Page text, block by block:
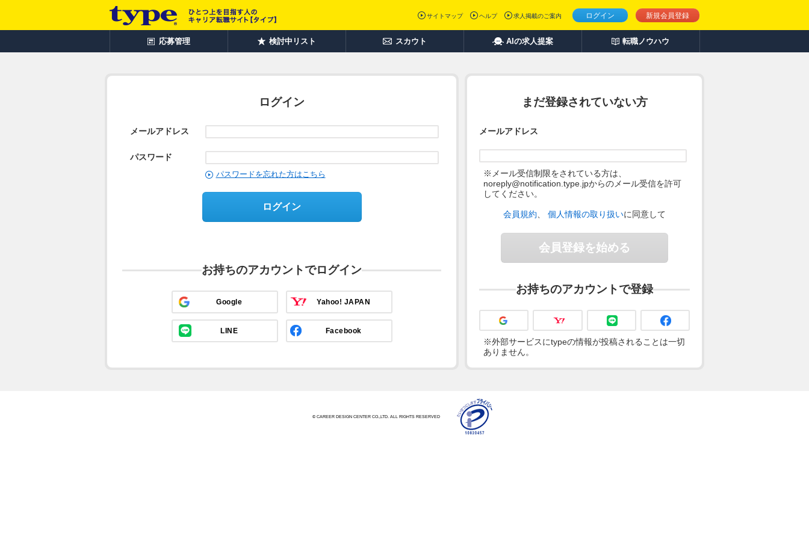
ログイン 新規会員登録
サイトマップ ヘルプ 求人掲載のご案内
応募管理 検討中リスト スカウト AIの求人提案 転職ノウハウ
ログイン
メールアドレス
パスワード
パスワードを忘れた方はこちら
ログイン
お持ちのアカウントでログイン
Google Yahoo! JAPAN
LINE Facebook
まだ登録されていない方
メールアドレス
※メール受信制限をされている方は、
noreply@notification.type.jpからのメール受信を許可
してください。
会員規約 個人情報の取り扱いに同意して
会員登録を始める
お持ちのアカウントで登録
※外部サービスにtypeの情報が投稿されることは一切
ありません。
© CAREER DESIGN CENTER CO.,LTD. ALL RIGHTS RESERVED